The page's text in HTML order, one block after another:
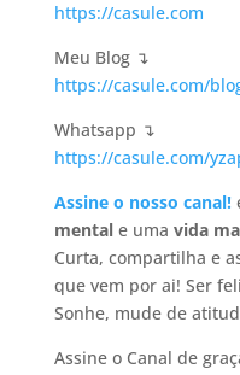
https://casule.com
Meu Blog ↴
https://casule.com/
Whatsapp ↴
https://casule.com/
Assine o nosso canal!
mentale uma vida
Curta, compartilha e
que vem por ai! Ser
Sonhe, mude de
Assine o Canal de